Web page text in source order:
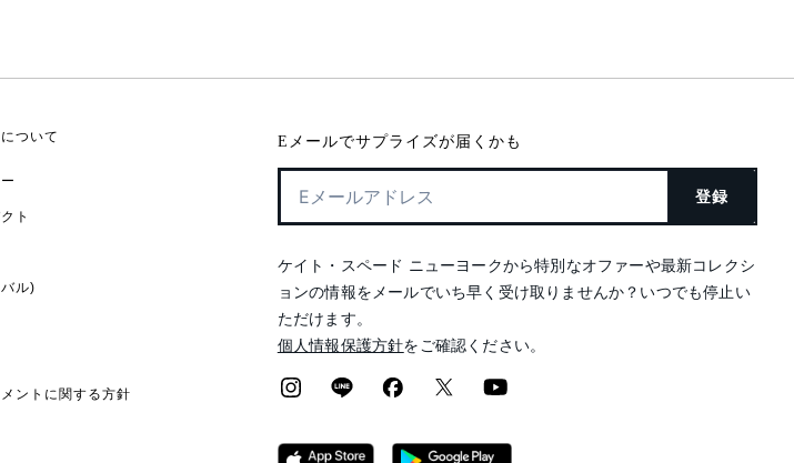
ついて
ト
ル)
ントに関する方針
Eメールでサプライズが届くかも
登録
ケイト・スペード ニューヨークから特別なオファーや最新コレクシ
ョンの情報をメールでいち早く受け取りませんか？いつでも停止い
ただけます。
個人情報保護方針をご確認ください。